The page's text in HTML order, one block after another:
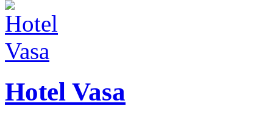
Hotel Vasa